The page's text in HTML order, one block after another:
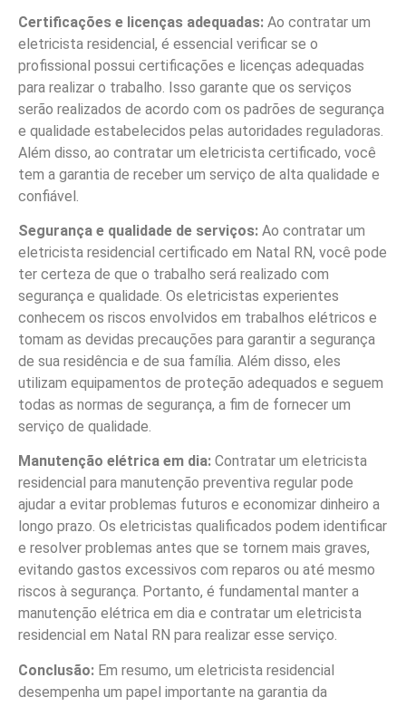
Certificações e licenças adequadas: Ao contratar um
eletricista residencial, é essencial verificar se o
profissional possui certificações e licenças adequadas
para realizar o trabalho. Isso garante que os serviços
serão realizados de acordo com os padrões de segurança
e qualidade estabelecidos pelas autoridades reguladoras.
Além disso, ao contratar um eletricista certificado, você
tem a garantia de receber um serviço de alta qualidade e
confiável.
Segurança e qualidade de serviços: Ao contratar um
eletricista residencial certificado em Natal RN, você pode
ter certeza de que o trabalho será realizado com
segurança e qualidade. Os eletricistas experientes
conhecem os riscos envolvidos em trabalhos elétricos e
tomam as devidas precauções para garantir a segurança
de sua residência e de sua família. Além disso, eles
utilizam equipamentos de proteção adequados e seguem
todas as normas de segurança, a fim de fornecer um
serviço de qualidade.
Manutenção elétrica em dia: Contratar um eletricista
residencial para manutenção preventiva regular pode
ajudar a evitar problemas futuros e economizar dinheiro a
longo prazo. Os eletricistas qualificados podem identificar
e resolver problemas antes que se tornem mais graves,
evitando gastos excessivos com reparos ou até mesmo
riscos à segurança. Portanto, é fundamental manter a
manutenção elétrica em dia e contratar um eletricista
residencial em Natal RN para realizar esse serviço.
Conclusão: Em resumo, um eletricista residencial
desempenha um papel importante na garantia da